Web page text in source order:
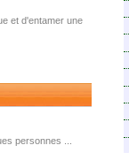
et d'entamer une
personnes ...